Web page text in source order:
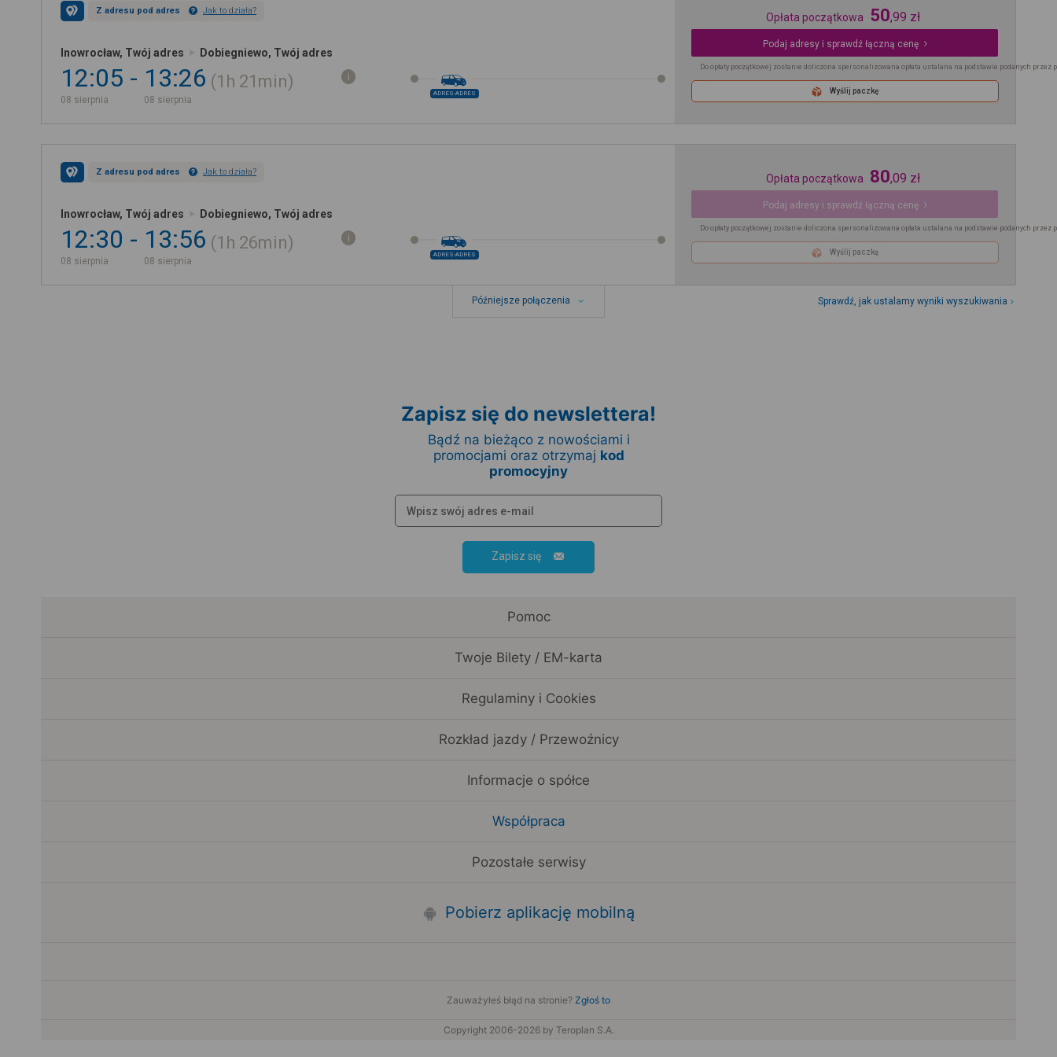
Z adresu pod adres Jak to działa?
Inowrocław, Twój adres Dobiegniewo, Twój adres
12:05
08 sierpnia
13:26
08 sierpnia
1h 21min
ADRES-ADRES
Opłata początkowa 50,99 zł
Podaj adresy i sprawdź łączną cenę
Do opłaty początkowej zostanie doliczona spersonalizowana opłata ustalana na podstawie podanych przez
Wyślij paczkę
Z adresu pod adres Jak to działa?
Inowrocław, Twój adres Dobiegniewo, Twój adres
12:30
08 sierpnia
13:56
08 sierpnia
1h 26min
ADRES-ADRES
Opłata początkowa 80,09 zł
Podaj adresy i sprawdź łączną cenę
Do opłaty początkowej zostanie doliczona spersonalizowana opłata ustalana na podstawie podanych przez
Wyślij paczkę
Późniejsze połączenia Sprawdź, jak ustalamy wyniki wyszukiwania
Zapisz się do newslettera!
Bądź na bieżąco z nowościami i
promocjami oraz otrzymaj kod
promocyjny
Zapisz się
Pomoc
Twoje Bilety / EM-karta
Regulaminy i Cookies
Rozkład jazdy / Przewoźnicy
Informacje o spółce
Współpraca
Pozostałe serwisy
Pobierz aplikację mobilną
Zauważyłeś błąd na stronie? Zgłoś to
Copyright 2006-2026 by Teroplan S.A.